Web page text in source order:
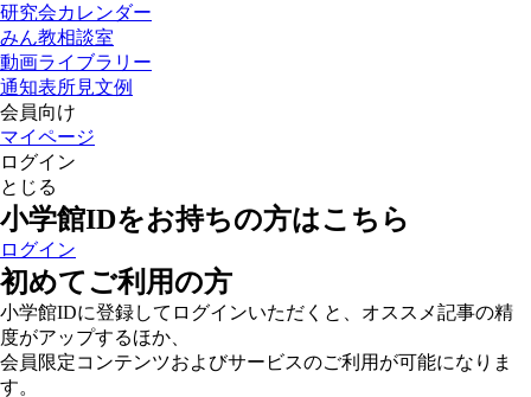
研究会カレンダー
みん教相談室
動画ライブラリー
通知表所見文例
会員向け
マイページ
ログイン
とじる
小学館IDをお持ちの方はこちら
ログイン
初めてご利用の方
小学館IDに登録してログインいただくと、オススメ記事の精
度がアップするほか、
会員限定コンテンツおよびサービスのご利用が可能になりま
す。